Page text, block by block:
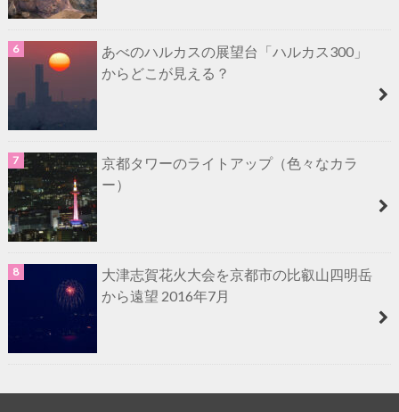
あべのハルカスの展望台「ハルカス300」
からどこが見える？
京都タワーのライトアップ（色々なカラ
ー）
大津志賀花火大会を京都市の比叡山四明岳
から遠望 2016年7月